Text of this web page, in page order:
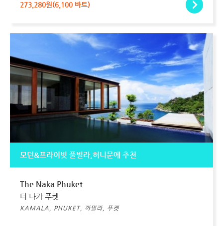
273,280원(6,100 바트)
모던&프라이빗 풀빌라,허니문에 추천
The Naka Phuket
더 나카 푸켓
KAMALA, PHUKET, 까말라, 푸켓